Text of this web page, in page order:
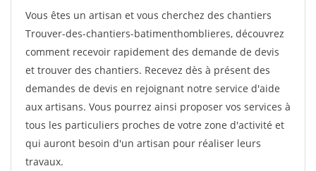
Vous êtes un artisan et vous cherchez des chantiers
Trouver-des-chantiers-batimenthomblieres, découvrez
comment recevoir rapidement des demande de devis
et trouver des chantiers. Recevez dès à présent des
demandes de devis en rejoignant notre service d'aide
aux artisans. Vous pourrez ainsi proposer vos services à
tous les particuliers proches de votre zone d'activité et
qui auront besoin d'un artisan pour réaliser leurs
travaux.